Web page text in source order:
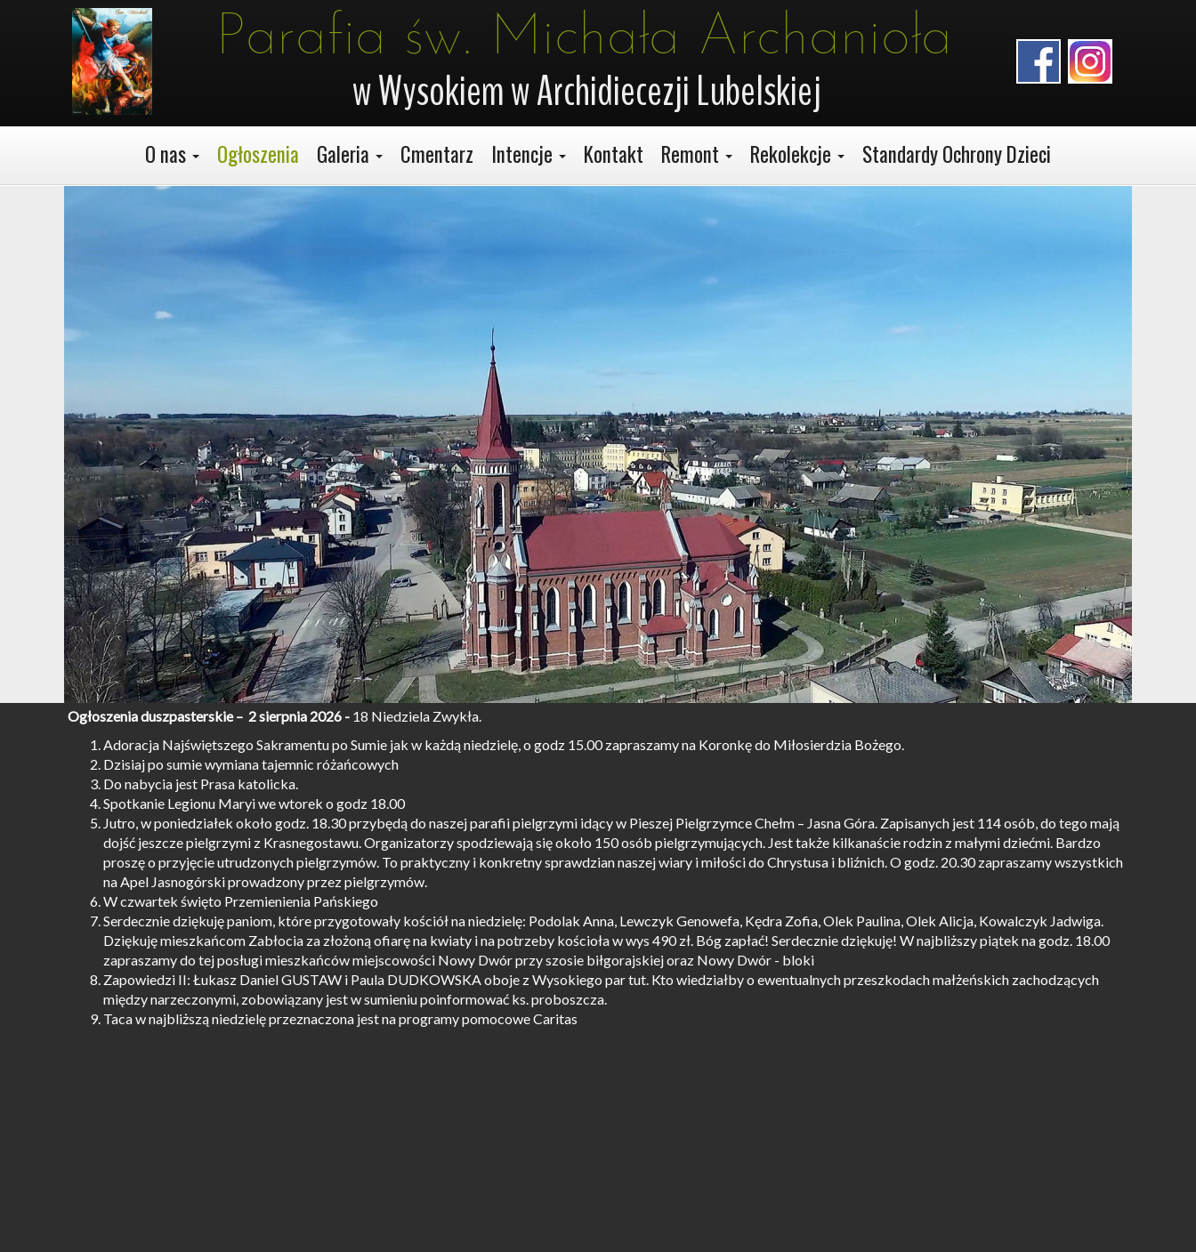
Parafia św. Michała Archanioła
w Wysokiem w Archidiecezji Lubelskiej
O nas Ogłoszenia Galeria Cmentarz Intencje Kontakt Remont Rekolekcje Standardy Ochrony Dzieci
Ogłoszenia duszpasterskie – 2 sierpnia 2026 - 18 Niedziela Zwykła.
Adoracja Najświętszego Sakramentu po Sumie jak w każdą niedzielę, o godz 15.00 zapraszamy na Koronkę do Miłosierdzia Bożego.
Dzisiaj po sumie wymiana tajemnic różańcowych
Do nabycia jest Prasa katolicka.
Spotkanie Legionu Maryi we wtorek o godz 18.00
Jutro, w poniedziałek około godz. 18.30 przybędą do naszej parafii pielgrzymi idący w Pieszej Pielgrzymce Chełm – Jasna Góra. Zapisanych jest 114 osób, do tego mają
dojść jeszcze pielgrzymi z Krasnegostawu. Organizatorzy spodziewają się około 150 osób pielgrzymujących. Jest także kilkanaście rodzin z małymi dziećmi. Bardzo
proszę o przyjęcie utrudzonych pielgrzymów. To praktyczny i konkretny sprawdzian naszej wiary i miłości do Chrystusa i bliźnich. O godz. 20.30 zapraszamy wszystkich
na Apel Jasnogórski prowadzony przez pielgrzymów.
W czwartek święto Przemienienia Pańskiego
Serdecznie dziękuję paniom, które przygotowały kościół na niedzielę: Podolak Anna, Lewczyk Genowefa, Kędra Zofia, Olek Paulina, Olek Alicja, Kowalczyk Jadwiga.
Dziękuję mieszkańcom Zabłocia za złożoną ofiarę na kwiaty i na potrzeby kościoła w wys 490 zł. Bóg zapłać! Serdecznie dziękuję! W najbliższy piątek na godz. 18.00
zapraszamy do tej posługi mieszkańców miejscowości Nowy Dwór przy szosie biłgorajskiej oraz Nowy Dwór - bloki
Zapowiedzi II: Łukasz Daniel GUSTAW i Paula DUDKOWSKA oboje z Wysokiego par tut. Kto wiedziałby o ewentualnych przeszkodach małżeńskich zachodzących
między narzeczonymi, zobowiązany jest w sumieniu poinformować ks. proboszcza.
Taca w najbliższą niedzielę przeznaczona jest na programy pomocowe Caritas